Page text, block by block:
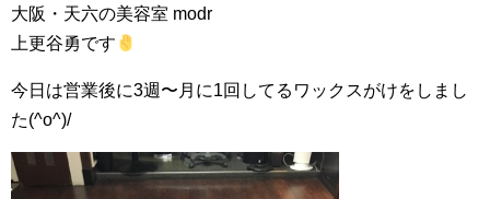
大阪・天六の美容室 modr
上更谷勇です
今日は営業後に3週〜月に1回してるワックスがけをしまし
た(^o^)/
お知らせ
その他